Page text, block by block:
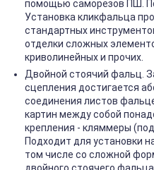
помощью саморезов ПШ.
Установка кликфальца
стандартных
отделки сложных
криволинейных и прочих.
Двойной стоячий фальц.
сцепления достигается
соединения листов
картин между собой
крепления - кляммеры
Подходит для установки
том числе со сложной